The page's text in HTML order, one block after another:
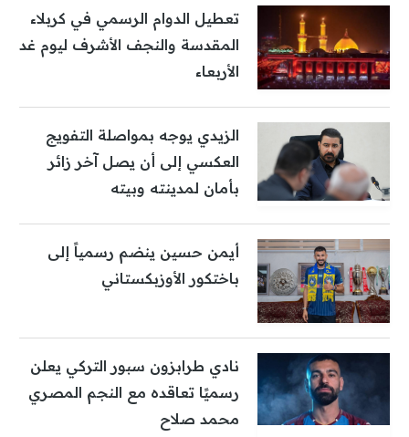
تعطيل الدوام الرسمي في كربلاء
المقدسة والنجف الأشرف ليوم غد
الأربعاء
الزيدي يوجه بمواصلة التفويج
العكسي إلى أن يصل آخر زائر
بأمان لمدينته وبيته
أيمن حسين ينضم رسمياً إلى
باختكور الأوزبكستاني
نادي طرابزون سبور التركي يعلن
رسميًا تعاقده مع النجم المصري
محمد صلاح